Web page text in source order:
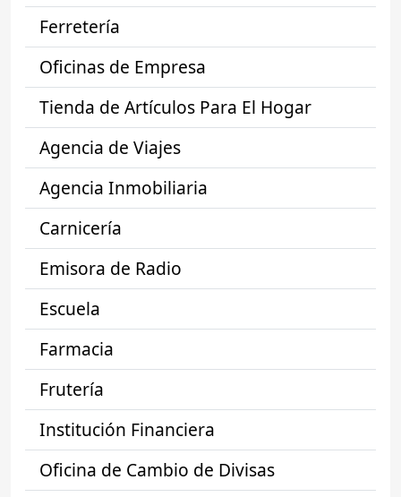
Ferretería
Oficinas de Empresa
Tienda de Artículos Para El Hogar
Agencia de Viajes
Agencia Inmobiliaria
Carnicería
Emisora de Radio
Escuela
Farmacia
Frutería
Institución Financiera
Oficina de Cambio de Divisas